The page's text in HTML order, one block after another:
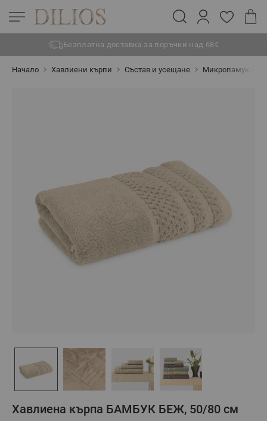
Безплатна доставка за поръчки над 68€
Начало Хавлиени кърпи Състав и усещане Микропамук /
Хавлиена кърпа БАМБУК БЕЖ, 50/80 см